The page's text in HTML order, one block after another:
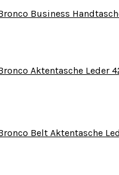
Business
Aktentasche Leder
Belt Aktentasche